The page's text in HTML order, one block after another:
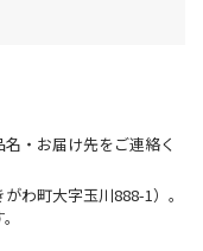
・お届け先をご連絡く
わ町大字玉川888-1）。